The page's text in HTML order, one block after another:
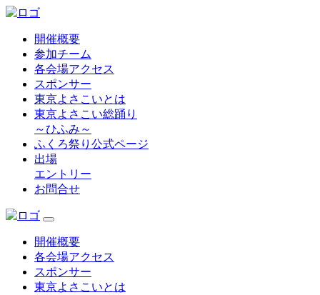
開催概要
参加チーム
各会場アクセス
スポンサー
東京よさこいとは
東京よさこい総踊り
～ひふみ～
ふくろ祭り公式ページ
出場
エントリー
お問合せ
開催概要
各会場アクセス
スポンサー
東京よさこいとは